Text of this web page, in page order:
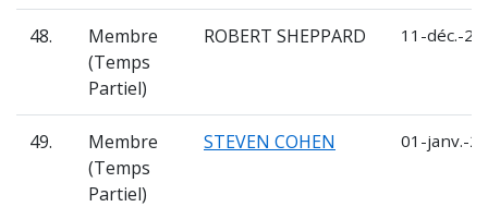
48.
Membre
(Temps
Partiel)
ROBERT SHEPPARD 11-déc.-
49.
Membre
(Temps
Partiel)
STEVEN COHEN 01-janv.-